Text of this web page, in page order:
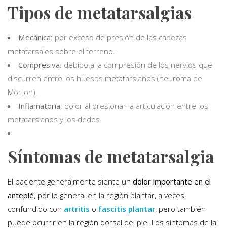
Tipos de metatarsalgias
Mecánica: por exceso de presión de las cabezas
metatarsales sobre el terreno.
Compresiva: debido a la compresión de los nervios que
discurren entre los huesos metatarsianos (neuroma de
Morton).
Inflamatoria: dolor al presionar la articulación entre los
metatarsianos y los dedos.
Síntomas de metatarsalgia
El paciente generalmente siente un dolor importante en el
antepié, por lo general en la región plantar, a veces
confundido con artritis o fascitis plantar, pero también
puede ocurrir en la región dorsal del pie. Los síntomas de la